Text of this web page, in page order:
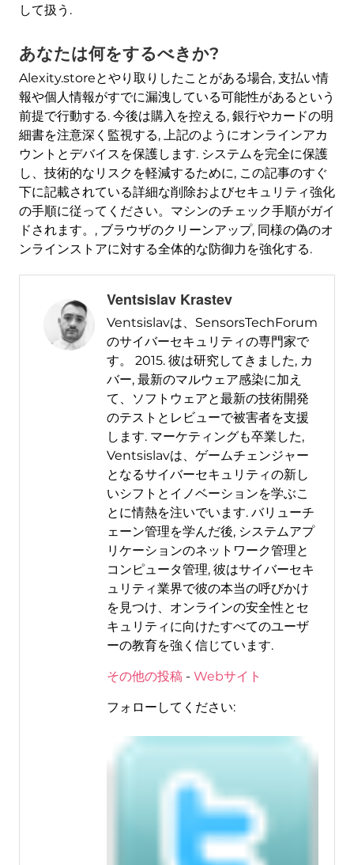
して扱う.
あなたは何をするべきか?
Alexity.storeとやり取りしたことがある場合, 支払い情
報や個人情報がすでに漏洩している可能性があるという
前提で行動する. 今後は購入を控える, 銀行やカードの明
細書を注意深く監視する, 上記のようにオンラインアカ
ウントとデバイスを保護します. システムを完全に保護
し、技術的なリスクを軽減するために, この記事のすぐ
下に記載されている詳細な削除およびセキュリティ強化
の手順に従ってください。マシンのチェック手順がガイ
ドされます。, ブラウザのクリーンアップ, 同様の偽のオ
ンラインストアに対する全体的な防御力を強化する.
Ventsislav Krastev
Ventsislavは、SensorsTechForum
のサイバーセキュリティの専門家で
す。 2015. 彼は研究してきました, カ
バー, 最新のマルウェア感染に加え
て、ソフトウェアと最新の技術開発
のテストとレビューで被害者を支援
します. マーケティングも卒業した,
Ventsislavは、ゲームチェンジャー
となるサイバーセキュリティの新し
いシフトとイノベーションを学ぶこ
とに情熱を注いでいます. バリューチ
ェーン管理を学んだ後, システムアプ
リケーションのネットワーク管理と
コンピュータ管理, 彼はサイバーセキ
ュリティ業界で彼の本当の呼びかけ
を見つけ、オンラインの安全性とセ
キュリティに向けたすべてのユーザ
ーの教育を強く信じています.
その他の投稿- Webサイト
フォローしてください: